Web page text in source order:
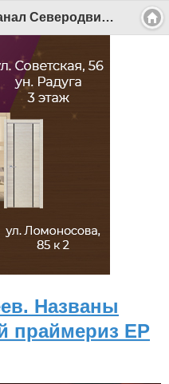
Политика - Беломорканал Северодвинск tv29.ru
Названы
праймериз ЕР